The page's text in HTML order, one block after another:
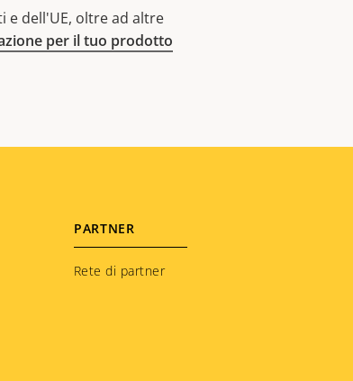
e dell'UE, oltre ad altre
per il tuo prodotto
PARTNER
Rete di partner